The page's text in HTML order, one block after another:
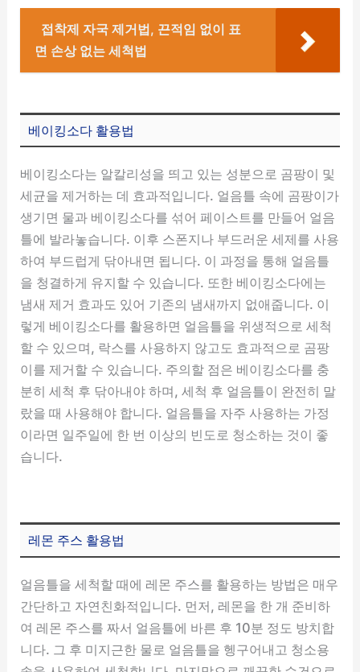
접착제 자국 제거법, 끈적임 없이 표
면 손상 없는 세척법
베이킹소다 활용법
베이킹소다는 알칼리성을 띄고 있는 성분으로 곰팡이 및
세균을 제거하는 데 효과적입니다. 얼음틀 속에 곰팡이가
생기면 물과 베이킹소다를 섞어 페이스트를 만들어 얼음
틀에 발라놓습니다. 이후 스폰지나 부드러운 세제를 사용
하여 부드럽게 닦아내면 됩니다. 이 과정을 통해 얼음틀
을 청결하게 유지할 수 있습니다. 또한 베이킹소다에는
냄새 제거 효과도 있어 기존의 냄새까지 없애줍니다. 이
렇게 베이킹소다를 활용하면 얼음틀을 위생적으로 세척
할 수 있으며, 락스를 사용하지 않고도 효과적으로 곰팡
이를 제거할 수 있습니다. 주의할 점은 베이킹소다를 충
분히 세척 후 닦아내야 하며, 세척 후 얼음틀이 완전히 말
랐을 때 사용해야 합니다. 얼음틀을 자주 사용하는 가정
이라면 일주일에 한 번 이상의 빈도로 청소하는 것이 좋
습니다.
레몬 주스 활용법
얼음틀을 세척할 때에 레몬 주스를 활용하는 방법은 매우
간단하고 자연친화적입니다. 먼저, 레몬을 한 개 준비하
여 레몬 주스를 짜서 얼음틀에 바른 후 10분 정도 방치합
니다. 그 후 미지근한 물로 얼음틀을 헹구어내고 청소용